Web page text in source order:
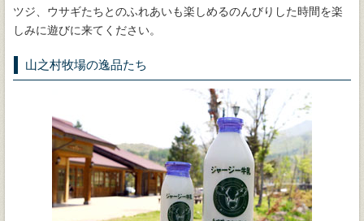
ツジ、ウサギたちとのふれあいも楽しめるのんびりした時間を楽
しみに遊びに来てください。
山之村牧場の逸品たち